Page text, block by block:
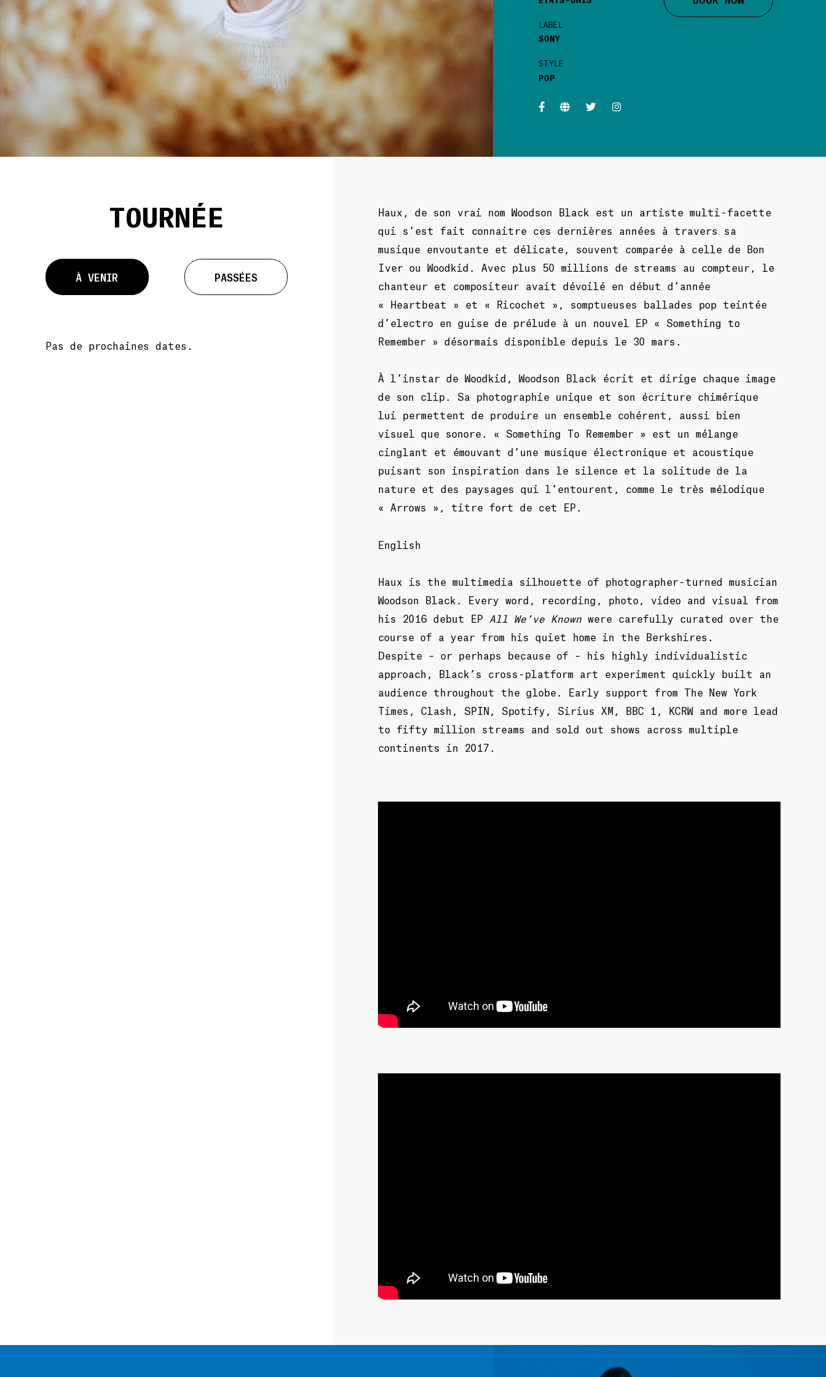
LABEL
SONY
STYLE
POP
TOURNÉE
À VENIR PASSÉES
Pas de prochaines dates.
Haux, de son vrai nom Woodson Black est un artiste multi-facette
qui s’est fait connaitre ces dernières années à travers sa
musique envoutante et délicate, souvent comparée à celle de Bon
Iver ou Woodkid. Avec plus 50 millions de streams au compteur, le
chanteur et compositeur avait dévoilé en début d’année
« Heartbeat » et « Ricochet », somptueuses ballades pop teintée
d’electro en guise de prélude à un nouvel EP « Something to
Remember » désormais disponible depuis le 30 mars.
À l’instar de Woodkid, Woodson Black écrit et dirige chaque image
de son clip. Sa photographie unique et son écriture chimérique
lui permettent de produire un ensemble cohérent, aussi bien
visuel que sonore. « Something To Remember » est un mélange
cinglant et émouvant d’une musique électronique et acoustique
puisant son inspiration dans le silence et la solitude de la
nature et des paysages qui l’entourent, comme le très mélodique
« Arrows », titre fort de cet EP.
English
Haux is the multimedia silhouette of photographer-turned musician
Woodson Black. Every word, recording, photo, video and visual from
his 2016 debut EP All We’ve Known were carefully curated over the
course of a year from his quiet home in the Berkshires.
Despite – or perhaps because of – his highly individualistic
approach, Black’s cross-platform art experiment quickly built an
audience throughout the globe. Early support from The New York
Times, Clash, SPIN, Spotify, Sirius XM, BBC 1, KCRW and more lead
to fifty million streams and sold out shows across multiple
continents in 2017.